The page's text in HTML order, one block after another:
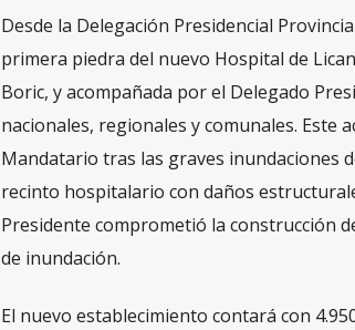
Desde la Delegación Presidencial
primera piedra del nuevo Hospital de
Boric, y acompañada por el Delegado
nacionales, regionales y comunales. Este
Mandatario tras las graves inundaciones
recinto hospitalario con daños
Presidente comprometió la construcción
de inundación.
El nuevo establecimiento contará con